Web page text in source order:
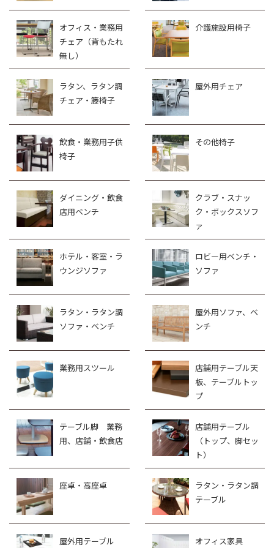
オフィス・業務用
チェア（背もたれ
無し）
介護施設用椅子
ラタン、ラタン調
チェア・籐椅子
屋外用チェア
飲食・業務用子供
椅子
その他椅子
ダイニング・飲食
店用ベンチ
クラブ・スナッ
ク・ボックスソフ
ァ
ホテル・客室・ラ
ウンジソファ
ロビー用ベンチ・
ソファ
ラタン・ラタン調
ソファ・ベンチ
屋外用ソファ、ベ
ンチ
業務用スツール
店舗用テーブル天
板、テーブルトッ
プ
テーブル脚 業務
用、店舗・飲食店
店舗用テーブル
（トップ、脚セッ
ト）
座卓・高座卓
ラタン・ラタン調
テーブル
屋外用テーブル オフィス家具